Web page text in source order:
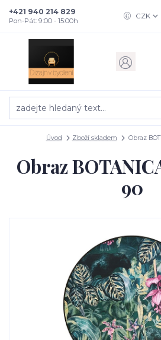
CZK
+421 940 214 829
Pon-Pát: 9:00 - 15:00h
Úvod Zboží skladem Obraz
Obraz
90